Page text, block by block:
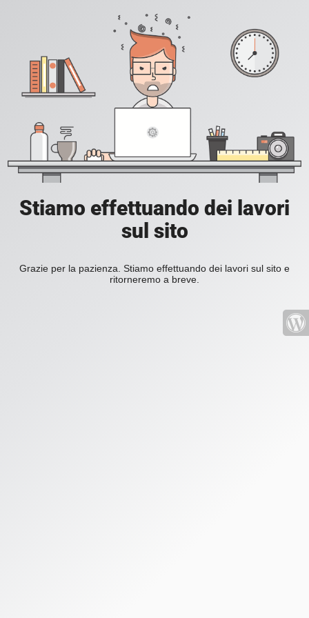
Stiamo effettuando dei lavori
sul sito
Grazie per la pazienza. Stiamo effettuando dei lavori sul sito e
ritorneremo a breve.